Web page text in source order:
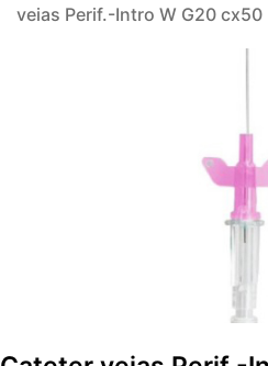
veias Perif.-Intro W G20 cx50